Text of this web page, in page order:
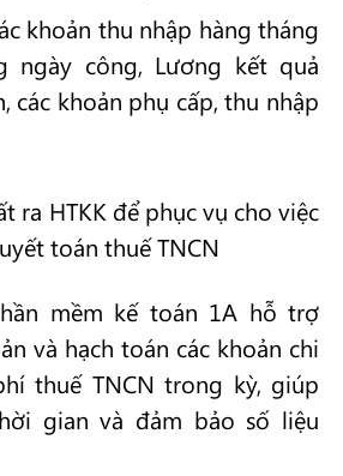
khoản thu nhập hàng tháng
ngày công, Lương kết quả
các khoản phụ cấp, thu nhập
ra HTKK để phục vụ cho việc
toán thuế TNCN
mềm kế toán 1A hỗ trợ
và hạch toán các khoản chi
thuế TNCN trong kỳ, giúp
gian và đảm bảo số liệu